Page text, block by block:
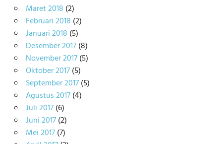
Maret 2018 (2)
Februari 2018 (2)
Januari 2018 (5)
Desember 2017(8)
November 2017(5)
Oktober 2017(5)
September 2017(5)
Agustus 2017(4)
Juli 2017(6)
Juni 2017(2)
Mei 2017(7)